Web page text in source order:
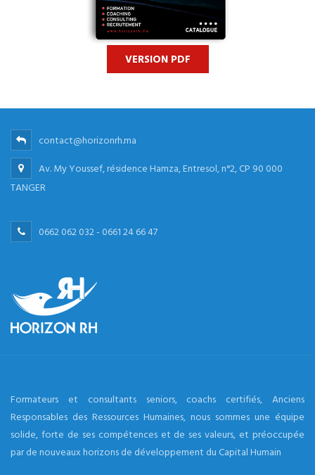
VERSION PDF
contact@horizonrh.ma
Av. My Youssef, résidence Hamza, Entresol, n°2, CP 90 000
TANGER
0662 062 032 - 0661 24 66 47
Formateurs et consultants seniors, coachs certifiés, Anciens
Responsables des Ressources Humaines, nous sommes une équipe
solide, forte de ses compétences et de ses valeurs, et préoccupée
par de nouveaux horizons de développement du Capital Humain